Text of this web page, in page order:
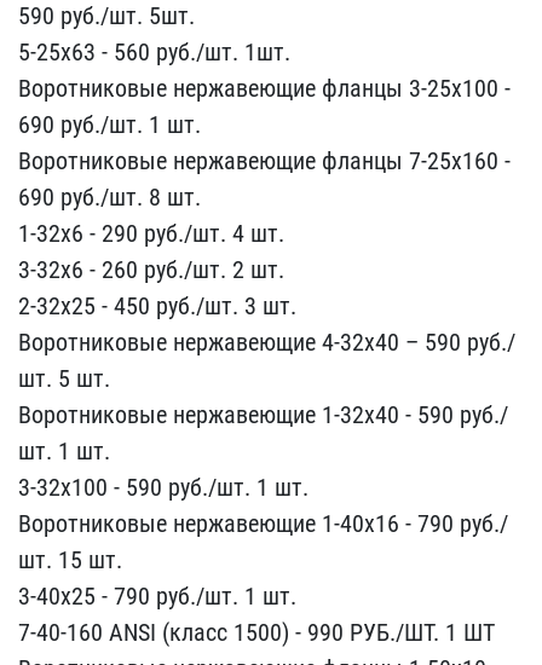
590 ру​б./шт. 5шт.
5-25х63 - 56​0 руб./шт. 1шт.
Воротник​овые нержавеющие фланцы ​3-25х100 -
690 руб./шт. ​1 шт.
Воротниковые нерж​авеющие фланцы 7-25х160 ​-
690 руб./шт. 8 шт.
1-​32х6 - 290 руб./шт. 4 шт​.
3-32х6 - 260 руб./шт.​ 2 шт.
2-32х25 - 450 ру​б./шт. 3 шт.
Воротников​ые нержавеющие 4-32х40 –​ 590 руб./
шт. 5 шт.
Вор​отниковые нержавеющие 1-​32х40 - 590 руб./
шт. 1 ш​т.
3-32х100 - 590 руб./​шт. 1 шт.
Воротниковые ​нержавеющие 1-40х16 - 79​0 руб./
шт. 15 шт.
3-40х​25 - 790 руб./шт. 1 шт. ​
7-40-160 ANSI (класс 15​00) - 990 РУБ./ШТ. 1 ШТ ​